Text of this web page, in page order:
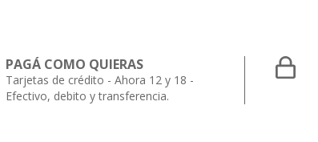
PAGÁ COMO QUIERAS
Tarjetas de crédito - Ahora 12 y 18 -
Efectivo, debito y transferencia.